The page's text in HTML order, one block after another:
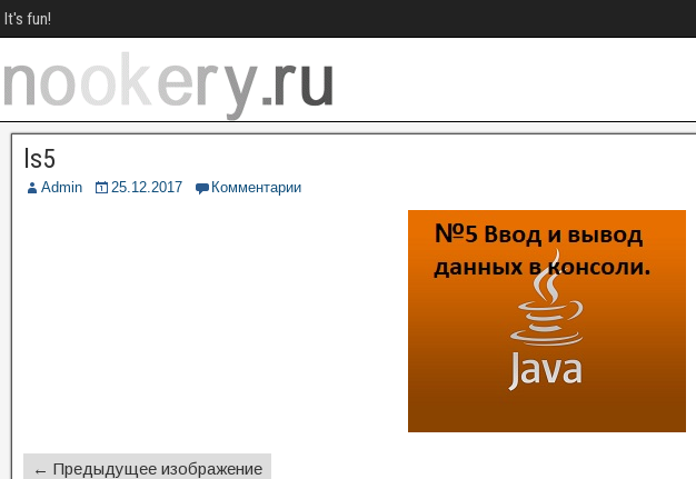
It's fun!
ls5
Admin 25.12.2017 Комментарии
← Предыдущее изображение